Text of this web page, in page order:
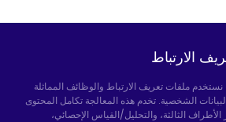
Atatürk Industrial Zone,
الارتباط
نستخدم ملفات تعريف الارتباط والوظائف المماثلة
الشخصية. تخدم هذه المعالجة تكامل المحتوى
الثالثة، والتحليل/القياس الإحصائي،